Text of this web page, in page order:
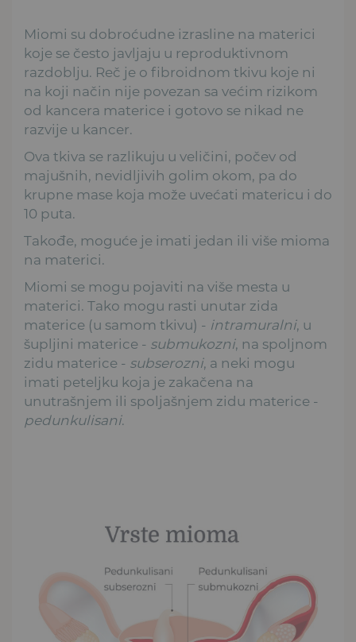
Miomi su dobroćudne izrasline na materici
koje se često javljaju u reproduktivnom
razdoblju. Reč je o fibroidnom tkivu koje ni
na koji način nije povezan sa većim rizikom
od kancera materice i gotovo se nikad ne
razvije u kancer.
Ova tkiva se razlikuju u veličini, počev od
majušnih, nevidljivih golim okom, pa do
krupne mase koja može uvećati matericu i do
10 puta.
Takođe, moguće je imati jedan ili više mioma
na materici.
Miomi se mogu pojaviti na više mesta u
materici. Tako mogu rasti unutar zida
materice (u samom tkivu) - intramuralni, u
šupljini materice - submukozni, na spoljnom
zidu materice - subserozni, a neki mogu
imati peteljku koja je zakačena na
unutrašnjem ili spoljašnjem zidu materice -
pedunkulisani.